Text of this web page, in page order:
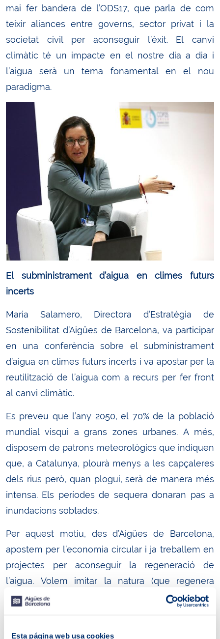
Esta página web usa cookies
mai fer bandera de l’ODS17, que parla de com
teixir aliances entre governs, sector privat i la
societat civil per aconseguir l’èxit. El canvi
climàtic té un impacte en el nostre dia a dia i
l’aigua serà un tema fonamental en el nou
paradigma.
El subministrament d’aigua en climes futurs
incerts
Maria Salamero, Directora d’Estratègia de
Sostenibilitat d’Aigües de Barcelona, va participar
en una conferència sobre el subministrament
d’aigua en climes futurs incerts i va apostar per la
reutilització de l’aigua com a recurs per fer front
al canvi climàtic.
Es preveu que l’any 2050, el 70% de la població
mundial visqui a grans zones urbanes. A més,
disposem de patrons meteorològics que indiquen
que, a Catalunya, plourà menys a les capçaleres
dels rius però, quan plogui, serà de manera més
intensa. Els períodes de sequera donaran pas a
inundacions sobtades.
Per aquest motiu, des d’Aigües de Barcelona,
apostem per l’economia circular i ja treballem en
projectes per aconseguir la regeneració de
l’aigua. Volem imitar la natura (que regenera
l’aigua contínuament des de l’inici dels orígens de